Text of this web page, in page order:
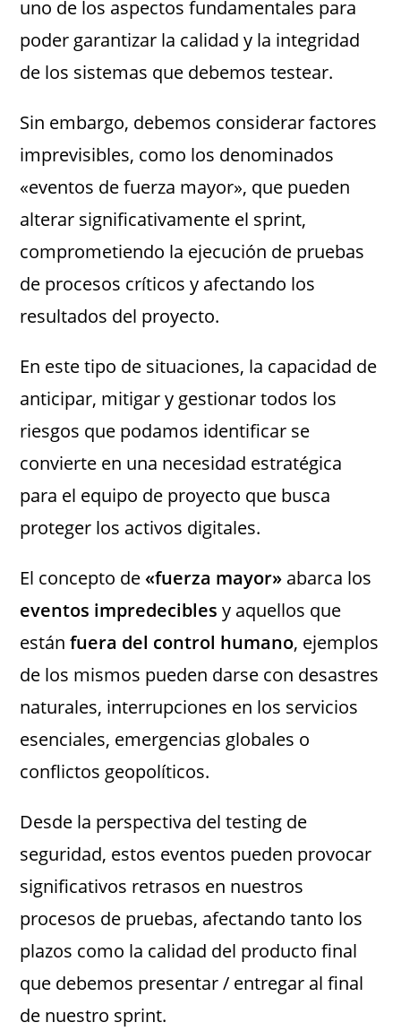
uno de los aspectos fundamentales para
poder garantizar la calidad y la integridad
de los sistemas que debemos testear.
Sin embargo, debemos considerar factores
imprevisibles, como los denominados
«eventos de fuerza mayor», que pueden
alterar significativamente el sprint,
comprometiendo la ejecución de pruebas
de procesos críticos y afectando los
resultados del proyecto.
En este tipo de situaciones, la capacidad de
anticipar, mitigar y gestionar todos los
riesgos que podamos identificar se
convierte en una necesidad estratégica
para el equipo de proyecto que busca
proteger los activos digitales.
El concepto de«fuerza mayor» abarca los
eventos impredecibles y aquellos que
estánfuera del control humano, ejemplos
de los mismos pueden darse con desastres
naturales, interrupciones en los servicios
esenciales, emergencias globales o
conflictos geopolíticos.
Desde la perspectiva del testing de
seguridad, estos eventos pueden provocar
significativos retrasos en nuestros
procesos de pruebas, afectando tanto los
plazos como la calidad del producto final
que debemos presentar / entregar al final
de nuestro sprint.